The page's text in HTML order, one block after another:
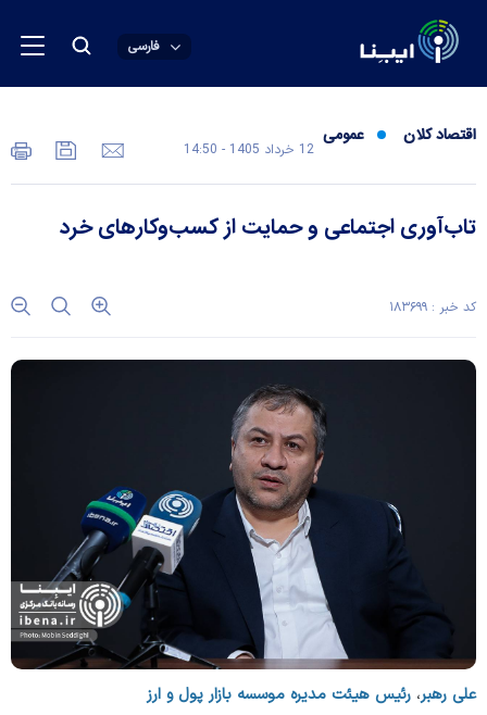
فارسی
اقتصاد کلان عمومی
12 خرداد 1405 - 14:50
تاب‌آوری اجتماعی و حمایت از کسب‌وکار‌های خرد
کد خبر : ۱۸۳۶۹۹
علی رهبر، رئیس هیئت مدیره موسسه بازار پول و ارز